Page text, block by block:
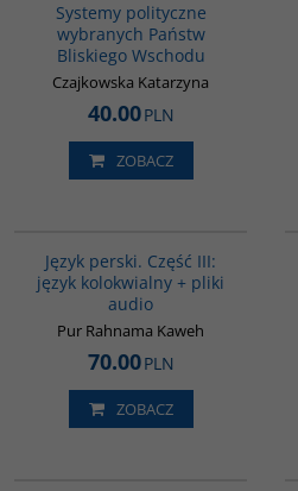
Systemy polityczne
wybranych Państw
Bliskiego Wschodu
Czajkowska Katarzyna
40.00PLN
ZOBACZ
Język perski. Część III:
język kolokwialny + pliki
audio
Pur Rahnama Kaweh
70.00PLN
ZOBACZ